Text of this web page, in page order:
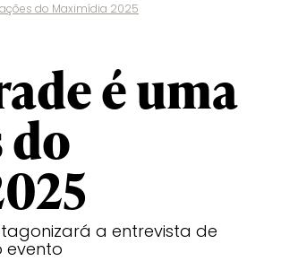
do Maximídia 2025
é uma
do
a entrevista de
evento